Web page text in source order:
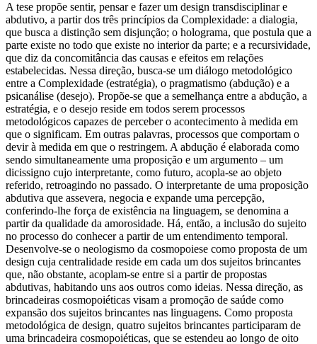
A tese propõe sentir, pensar e fazer um design transdisciplinar e
abdutivo, a partir dos três princípios da Complexidade: a dialogia,
que busca a distinção sem disjunção; o holograma, que postula que a
parte existe no todo que existe no interior da parte; e a recursividade,
que diz da concomitância das causas e efeitos em relações
estabelecidas. Nessa direção, busca-se um diálogo metodológico
entre a Complexidade (estratégia), o pragmatismo (abdução) e a
psicanálise (desejo). Propõe-se que a semelhança entre a abdução, a
estratégia, e o desejo reside em todos serem processos
metodológicos capazes de perceber o acontecimento à medida em
que o significam. Em outras palavras, processos que comportam o
devir à medida em que o restringem. A abdução é elaborada como
sendo simultaneamente uma proposição e um argumento – um
dicissigno cujo interpretante, como futuro, acopla-se ao objeto
referido, retroagindo no passado. O interpretante de uma proposição
abdutiva que assevera, negocia e expande uma percepção,
conferindo-lhe força de existência na linguagem, se denomina a
partir da qualidade da amorosidade. Há, então, a inclusão do sujeito
no processo do conhecer a partir de um entendimento temporal.
Desenvolve-se o neologismo da cosmopoiese como proposta de um
design cuja centralidade reside em cada um dos sujeitos brincantes
que, não obstante, acoplam-se entre si a partir de propostas
abdutivas, habitando uns aos outros como ideias. Nessa direção, as
brincadeiras cosmopoiéticas visam a promoção de saúde como
expansão dos sujeitos brincantes nas linguagens. Como proposta
metodológica de design, quatro sujeitos brincantes participaram de
uma brincadeira cosmopoiéticas, que se estendeu ao longo de oito